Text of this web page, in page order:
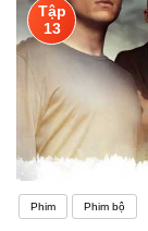
Tập
13
Phim Phim bộ